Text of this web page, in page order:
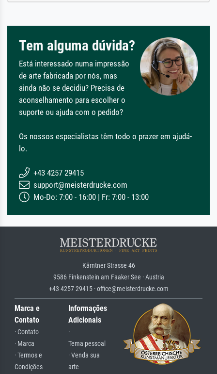
Tem alguma dúvida?
Está interessado numa impressão
de arte fabricada por nós, mas
ainda não se decidiu? Precisa de
aconselhamento para escolher o
suporte ou ajuda com o pedido?
Os nossos especialistas têm todo o prazer em ajudá-
lo.
+43 4257 29415
support@meisterdrucke.com
Mo-Do: 7:00 - 16:00 | Fr: 7:00 - 13:00
Kärntner Strasse 46
9586 Finkenstein am Faaker See · Austria
+43 4257 29415 · office@meisterdrucke.com
Marca e
Contato
· Contato
· Marca
· Termos e
Condições
Informações
Adicionais
·
Tema pessoal
· Venda sua
arte